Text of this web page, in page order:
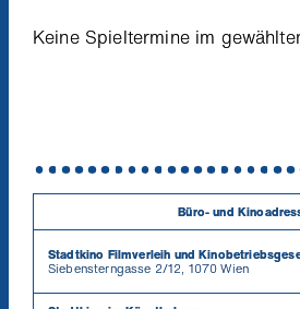
Keine Spieltermine im
Büro- und
Stadtkino Filmverleih und
Siebensterngasse 2/12, 1070 Wien